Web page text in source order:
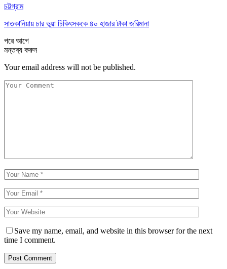
চট্টগ্রাম
সাতকানিয়ায় চার ভুয়া চিকিৎসককে ৪০ হাজার টাকা জরিমানা
পরেআগে
মন্তব্য করুন
Your email address will not be published.
Save my name, email, and website in this browser for the next
time I comment.